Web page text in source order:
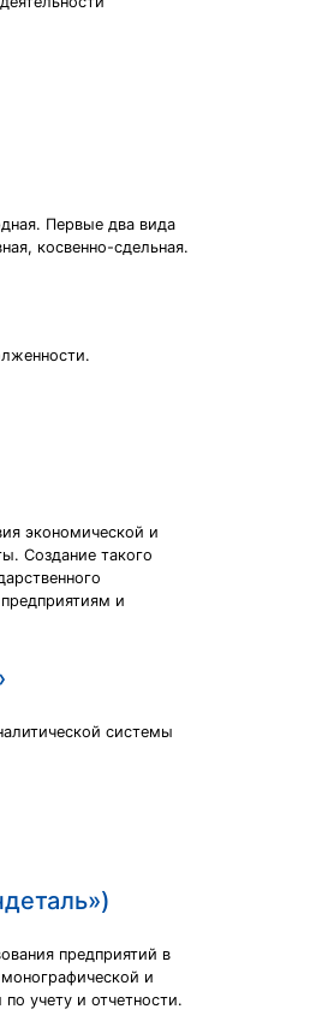
Первые два вида
косвенно-сдельная.
экономической и
Создание такого
и
системы
предприятий в
и
учету и отчетности.